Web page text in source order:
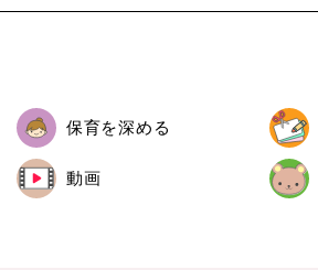
保育を深める
動画